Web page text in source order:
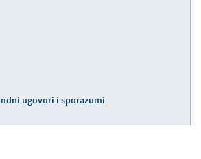
ugovori i sporazumi